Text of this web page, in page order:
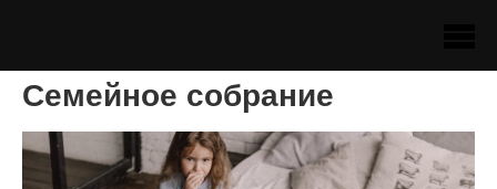
Семейное собрание